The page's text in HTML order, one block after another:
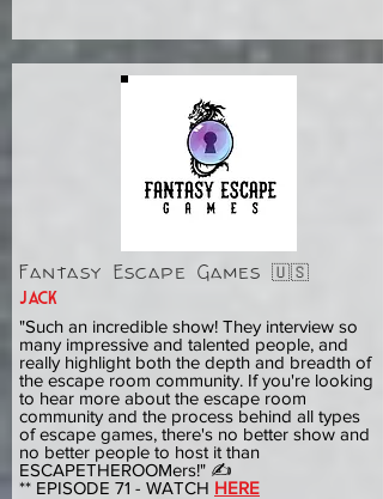
Fantasy Escape Games 🇺🇸
jack
"Such an incredible show! They interview so
many impressive and talented people, and
really highlight both the depth and breadth of
the escape room community. If you're looking
to hear more about the escape room
community and the process behind all types
of escape games, there's no better show and
no better people to host it than
ESCAPETHEROOMers!" ✍️
** EPISODE 71 - WATCH HERE